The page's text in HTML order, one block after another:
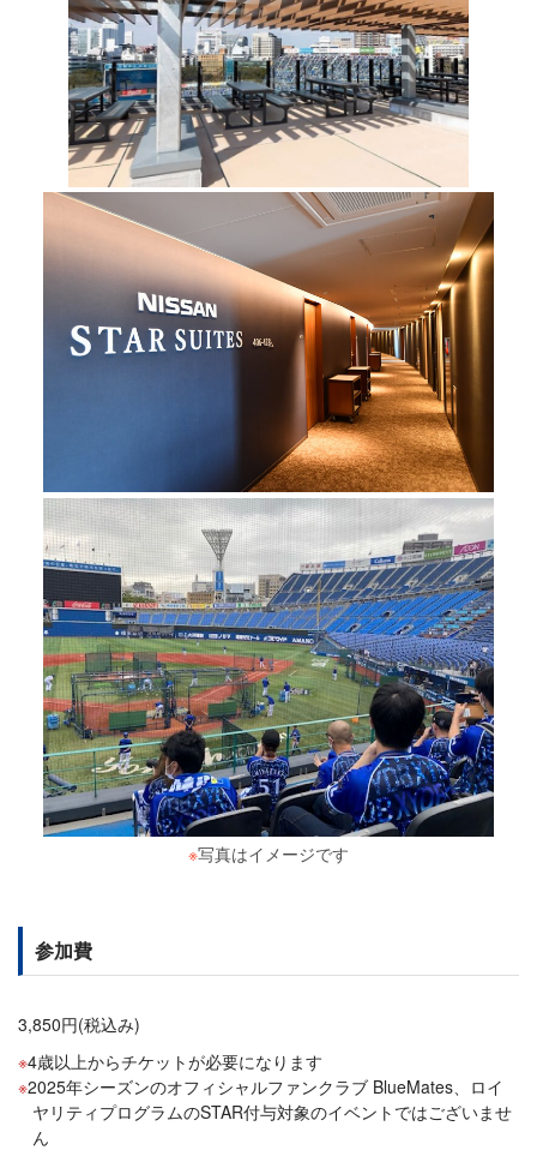
※写真はイメージです
参加費
3,850円(税込み)
4歳以上からチケットが必要になります
2025年シーズンのオフィシャルファンクラブ BlueMates、ロイ
ヤリティプログラムのSTAR付与対象のイベントではございませ
ん